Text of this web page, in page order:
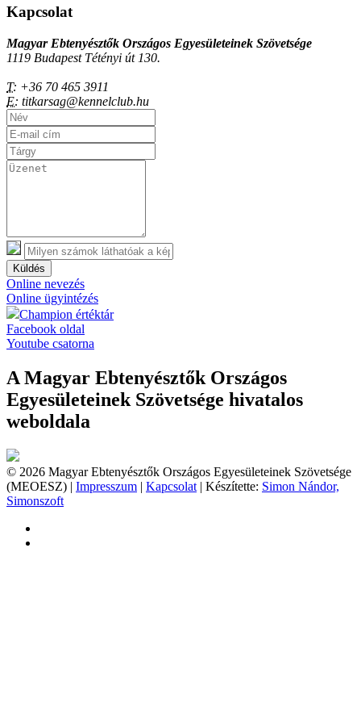
Kapcsolat
Magyar Ebtenyésztők Országos Egyesületeinek Szövetsége
1119 Budapest Tétényi út 130.
T: +36 70 465 3911
E: titkarsag@kennelclub.hu
Küldés
Online nevezés
Online ügyintézés
Champion értéktár
Facebook oldal
Youtube csatorna
A Magyar Ebtenyésztők Országos
Egyesületeinek Szövetsége hivatalos
weboldala
© 2026 Magyar Ebtenyésztők Országos Egyesületeinek Szövetsége
(MEOESZ) | Impresszum | Kapcsolat | Készítette: Simon Nándor,
Simonszoft